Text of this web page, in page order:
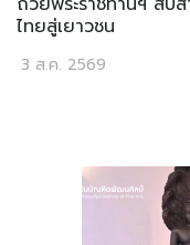
ไทยสู่เยาวชน
3 ส.ค. 2569